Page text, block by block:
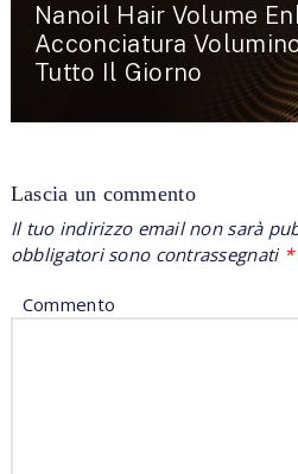
Nanoil Hair Volume
Acconciatura
Tutto Il Giorno
Lascia un commento
Il tuo indirizzo email non sarà
obbligatori sono contrassegnati *
Commento